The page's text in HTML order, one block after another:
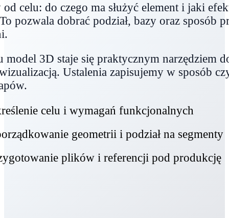
celu: do czego ma służyć element i jaki
pozwala dobrać podział, bazy oraz sposób
model 3D staje się praktycznym narzędziem
Ustalenia zapisujemy w sposób
celu i wymagań funkcjonalnych
geometrii i podział na segmenty
plików i referencji pod produkcję